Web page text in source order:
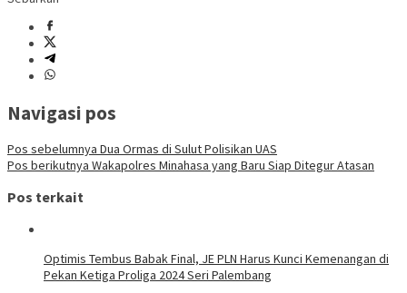
Navigasi pos
Pos sebelumnya Dua Ormas di Sulut Polisikan UAS
Pos berikutnya Wakapolres Minahasa yang Baru Siap Ditegur Atasan
Pos terkait
Optimis Tembus Babak Final, JE PLN Harus Kunci Kemenangan di
Pekan Ketiga Proliga 2024 Seri Palembang